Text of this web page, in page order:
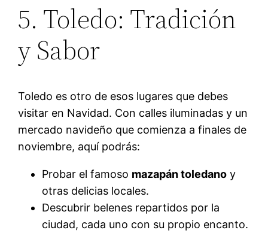
5. Toledo: Tradición
y Sabor
Toledo es otro de esos lugares que debes
visitar en Navidad. Con calles iluminadas y un
mercado navideño que comienza a finales de
noviembre, aquí podrás:
Probar el famoso mazapán toledano y
otras delicias locales.
Descubrir belenes repartidos por la
ciudad, cada uno con su propio encanto.